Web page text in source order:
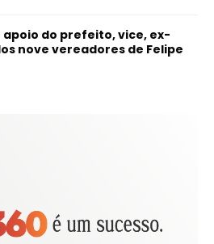
do prefeito, vice, ex-
nove vereadores de Felipe